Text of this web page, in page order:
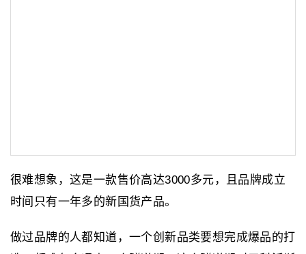
很难想象，这是一款售价高达3000多元，且品牌成立
时间只有一年多的新国货产品。
做过品牌的人都知道，一个创新品类要想完成爆品的打